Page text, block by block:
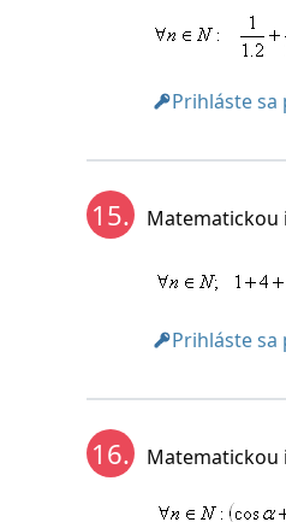
Prihláste sa
15. Matematickou
Prihláste sa
16. Matematickou